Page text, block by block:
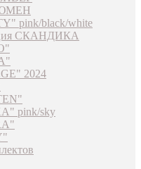
pink/black/white
СКАНДИКА
2024
pink/sky